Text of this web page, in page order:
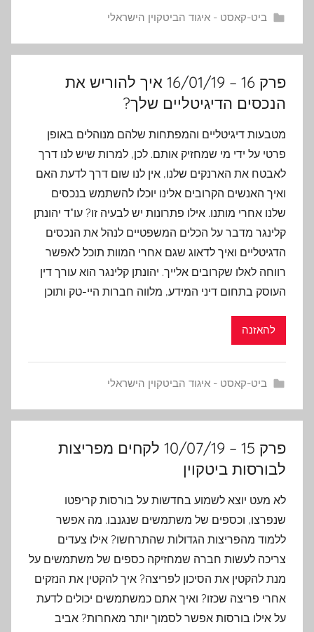
ביט-קאסט - איגוד הביטקוין הישראלי
פרק 16 – 16/01/19 איך להוריש את
הנכסים הדיגיטליים שלך?
מטבעות דיגיטליים והמפתחות שלהם מנוהלים באופן
פרטי על ידי מי שמחזיק אותם. לכן, למרות שיש לנו דרך
לאבטח את הארנקים שלנו, אין לנו שום דרך לדעת האם
ואיך האנשים הקרובים אלינו יוכלו להשתמש בנכסים
שלנו אחרי מותנו. אילו פתרונות יש לבעיה זו? עו"ד יהונתן
קלינגר מדבר על הכלים המשפטיים לנהל את הנכסים
הדגיטליים ואיך לדאוג שגם אחרי המוות תוכל לאפשר
רווחה לאלו שקרובים אלייך. יהונתן קלינגר הוא עורך דין
העוסק בתחום דיני המידע, מלווה חברות היי-טק ותוכן
להאזנה
ביט-קאסט - איגוד הביטקוין הישראלי
פרק 15 – 10/07/19 לקחים מפריצות
לבורסות ביטקוין
לא מעט יוצא לשמוע בחדשות על בורסות קריפטו
שנפרצו, וכספים של משתמשים שנגנבו. מה אפשר
ללמוד מהפריצות הגדולות שהתרחשו? אילו צעדים
צריכה לעשות חברה שמחזיקה כספים של משתמשים על
מנת להקטין את הסיכון לפריצה? איך להקטין את הנזקים
אחרי פריצה שכזו? ואיך אתם כמשתמשים יכולים לדעת
על אילו בורסות אפשר לסמוך יותר מאחרות? אביב